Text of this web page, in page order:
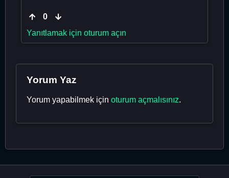
0
Yanıtlamak için oturum açın
Yorum Yaz
Yorum yapabilmek için oturum açmalısınız.